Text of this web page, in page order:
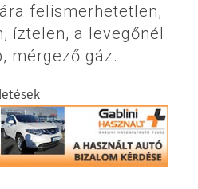
felismerhetetlen,
íztelen, a levegőnél
mérgező gáz.